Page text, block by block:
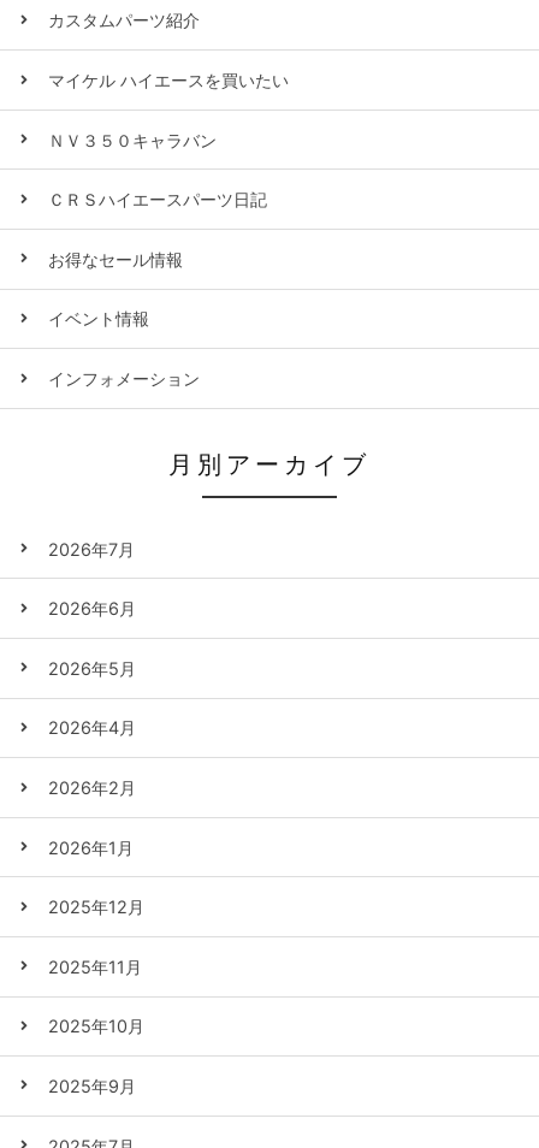
カスタムパーツ紹介
マイケル ハイエースを買いたい
ＮＶ３５０キャラバン
ＣＲＳハイエースパーツ日記
お得なセール情報
イベント情報
インフォメーション
月別アーカイブ
2026年7月
2026年6月
2026年5月
2026年4月
2026年2月
2026年1月
2025年12月
2025年11月
2025年10月
2025年9月